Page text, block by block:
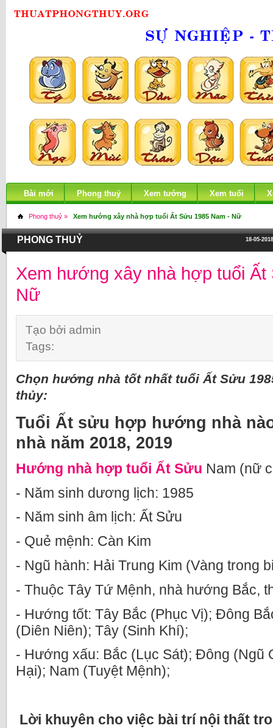
Bài mới Phong thuỷ Xem tướng Xem tuổi
Phong thuỷ » Xem hướng xây nhà hợp tuổi Ất Sửu 1985 Nam - Nữ
18-05-
PHONG THUỶ
Xem hướng xây nhà hợp tuổi Ất
Nữ
Tạo bởi admin
Tags:
Chọn hướng nhà tốt nhất tuổi Ất Sửu
thủy:
Tuổi Ất sửu hợp hướng nhà
nhà năm 2018, 2019
Hướng nhà hợp tuổi Ất Sửu Nam (nữ
- Năm sinh dương lịch: 1985
- Năm sinh âm lịch: Ất Sửu
- Quẻ mệnh: Càn Kim
- Ngũ hành: Hải Trung Kim (Vàng trong
- Thuộc Tây Tứ Mệnh, nhà hướng Bắc,
- Hướng tốt: Tây Bắc (Phục Vị); Đông
(Diên Niên); Tây (Sinh Khí);
- Hướng xấu: Bắc (Lục Sát); Đông (Ngũ
Hại); Nam (Tuyệt Mệnh);
Lời khuyên cho việc bài trí nội thất